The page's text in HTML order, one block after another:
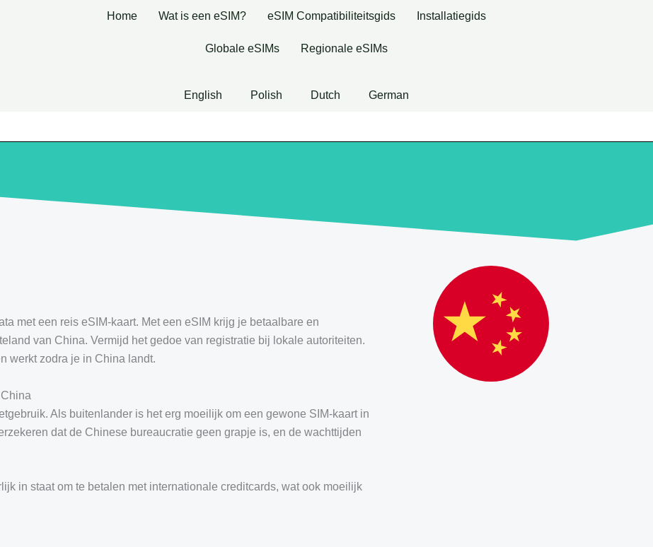
Home Wat is een eSIM? eSIM Compatibiliteitsgids Installatiegids
Globale eSIMs Regionale eSIMs
English Polish Dutch German
met een reis eSIM-kaart. Met een eSIM krijg je betaalbare en
van China. Vermijd het gedoe van registratie bij lokale autoriteiten.
werkt zodra je in China landt.
Als buitenlander is het erg moeilijk om een gewone SIM-kaart in
dat de Chinese bureaucratie geen grapje is, en de wachttijden
in staat om te betalen met internationale creditcards, wat ook moeilijk